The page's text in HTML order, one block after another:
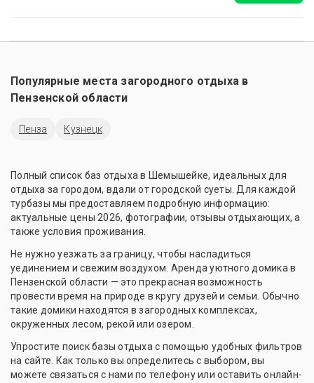
Популярные места загородного отдыха в
Пензенской области
Пенза Кузнецк
Полный список баз отдыха в Шемышейке, идеальных для
отдыха за городом, вдали от городской суеты. Для каждой
турбазы мы предоставляем подробную информацию:
актуальные цены 2026, фотографии, отзывы отдыхающих, а
также условия проживания.
Не нужно уезжать за границу, чтобы насладиться
уединением и свежим воздухом. Аренда уютного домика в
Пензенской области — это прекрасная возможность
провести время на природе в кругу друзей и семьи. Обычно
такие домики находятся в загородных комплексах,
окруженных лесом, рекой или озером.
Упростите поиск базы отдыха с помощью удобных фильтров
на сайте. Как только вы определитесь с выбором, вы
можете связаться с нами по телефону или оставить онлайн-